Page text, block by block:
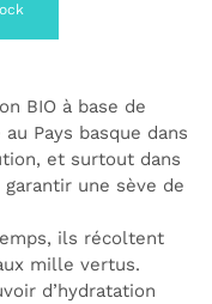
BIO à base de
Pays basque dans
et surtout dans
une sève de
ils récoltent
mille vertus.
d’hydratation